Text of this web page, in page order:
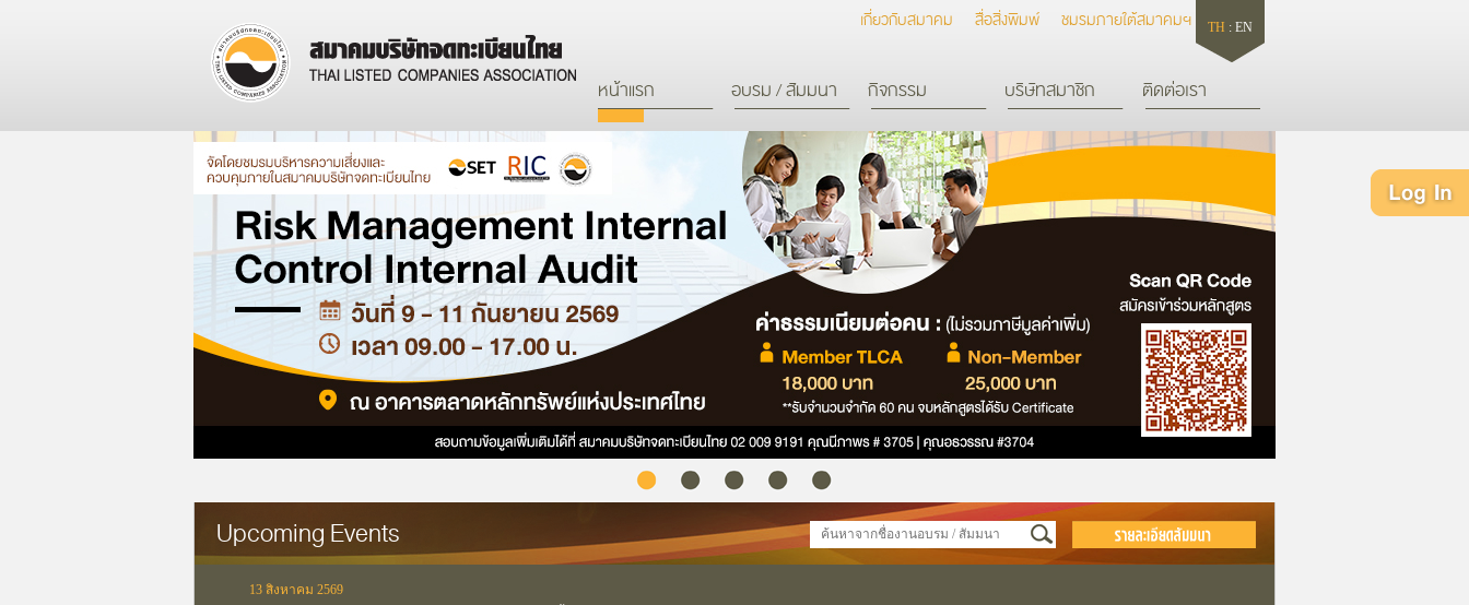
หน้าแรก อบรม / สัมมนา กิจกรรม บริษัทสมาชิก ติดต่อเรา
เกี่ยวกับสมาคม สื่อสิ่งพิมพ์ ชมรมภายใต้สมาคมฯ TH : EN
Upcoming Events
13 สิงหาคม 2569